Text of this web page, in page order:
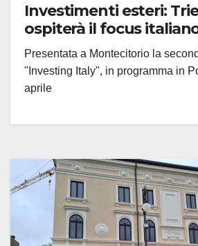
Investimenti esteri:
ospiterà il focus
Presentata a Montecitorio la
"Investing Italy", in programma in
aprile